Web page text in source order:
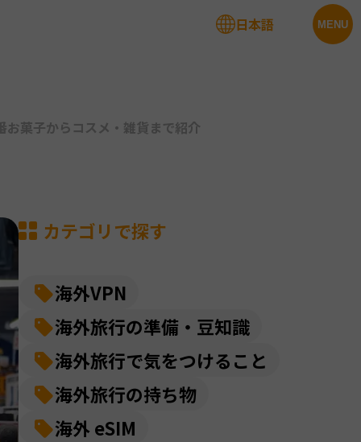
MENU
日本語
菓子からコスメ・雑貨まで紹介
カテゴリで探す
海外VPN
海外旅行の準備・豆知識
海外旅行で気をつけること
海外旅行の持ち物
海外 eSIM